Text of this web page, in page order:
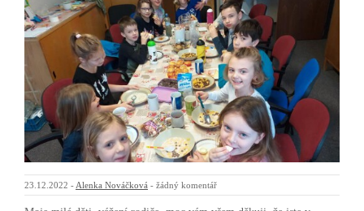
23.12.2022 - Alenka Nováčková - žádný komentář